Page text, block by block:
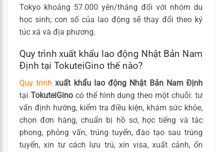
Tokyo khoảng 57.000 yên/tháng đối với nhóm du
học sinh; con số của lao động sẽ thay đổi theo ký
túc xá và địa phương.
Quy trình xuất khẩu lao động Nhật Bản Nam
Định tại TokuteiGino thế nào?
Quy trình xuất khẩu lao động Nhật Bản Nam Định
tại TokuteiGinocó thể hình dung theo một chuỗi: tư
vấn định hướng, kiểm tra điều kiện, khám sức khỏe,
chọn đơn hàng, chuẩn bị hồ sơ, học tiếng và tác
phong, phỏng vấn, trúng tuyển, đào tạo sau trúng
tuyển, xin tư cách lưu trú, xin visa, xuất cảnh, ổn